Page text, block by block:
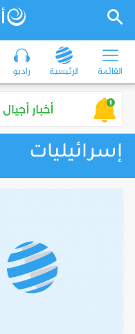
القائمة الرئيسية راديو
إسرائيليات